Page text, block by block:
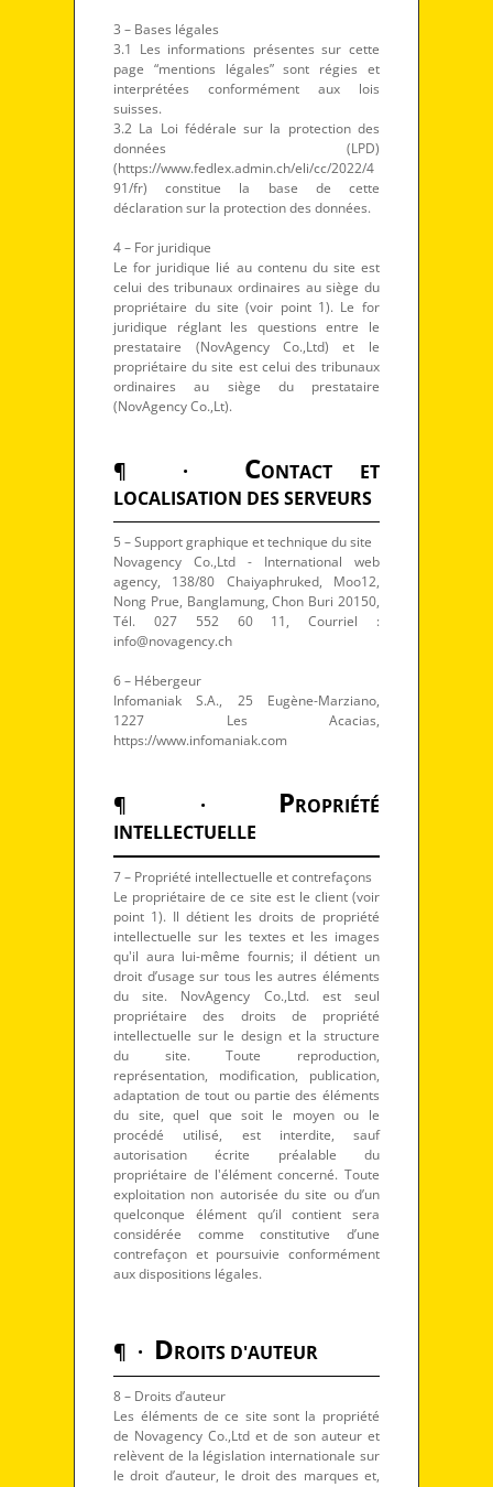
3 – Bases légales
3.1 Les informations présentes sur cette
page “mentions légales” sont régies et
interprétées conformément aux lois
suisses.
3.2 La Loi fédérale sur la protection des
données (LPD)
(https://www.fedlex.admin.ch/eli/cc/2022/4
91/fr) constitue la base de cette
déclaration sur la protection des données.
4 – For juridique
Le for juridique lié au contenu du site est
celui des tribunaux ordinaires au siège du
propriétaire du site (voir point 1). Le for
juridique réglant les questions entre le
prestataire (NovAgency Co.,Ltd) et le
propriétaire du site est celui des tribunaux
ordinaires au siège du prestataire
(NovAgency Co.,Lt).
¶ · CONTACT ET
LOCALISATION DES SERVEURS
5 – Support graphique et technique du site
Novagency Co.,Ltd - International web
agency, 138/80 Chaiyaphruked, Moo12,
Nong Prue, Banglamung, Chon Buri 20150,
Tél. 027 552 60 11, Courriel :
info@novagency.ch
6 – Hébergeur
Infomaniak S.A., 25 Eugène-Marziano,
1227 Les Acacias,
https://www.infomaniak.com
¶ · PROPRIÉTÉ
INTELLECTUELLE
7 – Propriété intellectuelle et contrefaçons
Le propriétaire de ce site est le client (voir
point 1). Il détient les droits de propriété
intellectuelle sur les textes et les images
qu'il aura lui-même fournis; il détient un
droit d’usage sur tous les autres éléments
du site. NovAgency Co.,Ltd. est seul
propriétaire des droits de propriété
intellectuelle sur le design et la structure
du site. Toute reproduction,
représentation, modification, publication,
adaptation de tout ou partie des éléments
du site, quel que soit le moyen ou le
procédé utilisé, est interdite, sauf
autorisation écrite préalable du
propriétaire de l'élément concerné. Toute
exploitation non autorisée du site ou d’un
quelconque élément qu’il contient sera
considérée comme constitutive d’une
contrefaçon et poursuivie conformément
aux dispositions légales.
¶ · DROITS D'AUTEUR
8 – Droits d’auteur
Les éléments de ce site sont la propriété
de Novagency Co.,Ltd et de son auteur et
relèvent de la législation internationale sur
le droit d’auteur, le droit des marques et,